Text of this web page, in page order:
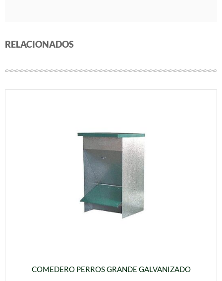
RELACIONADOS
COMEDERO PERROS GRANDE GALVANIZADO